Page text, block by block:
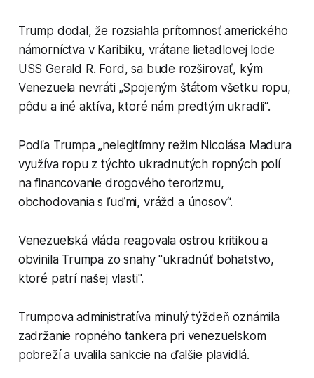
Trump dodal, že rozsiahla prítomnosť amerického
námorníctva v Karibiku, vrátane lietadlovej lode
USS Gerald R. Ford, sa bude rozširovať, kým
Venezuela nevráti „Spojeným štátom všetku ropu,
pôdu a iné aktíva, ktoré nám predtým ukradli“.
Podľa Trumpa „nelegitímny režim Nicolása Madura
využíva ropu z týchto ukradnutých ropných polí
na financovanie drogového terorizmu,
obchodovania s ľuďmi, vrážd a únosov“.
Venezuelská vláda reagovala ostrou kritikou a
obvinila Trumpa zo snahy "ukradnúť bohatstvo,
ktoré patrí našej vlasti".
Trumpova administratíva minulý týždeň oznámila
zadržanie ropného tankera pri venezuelskom
pobreží a uvalila sankcie na ďalšie plavidlá.